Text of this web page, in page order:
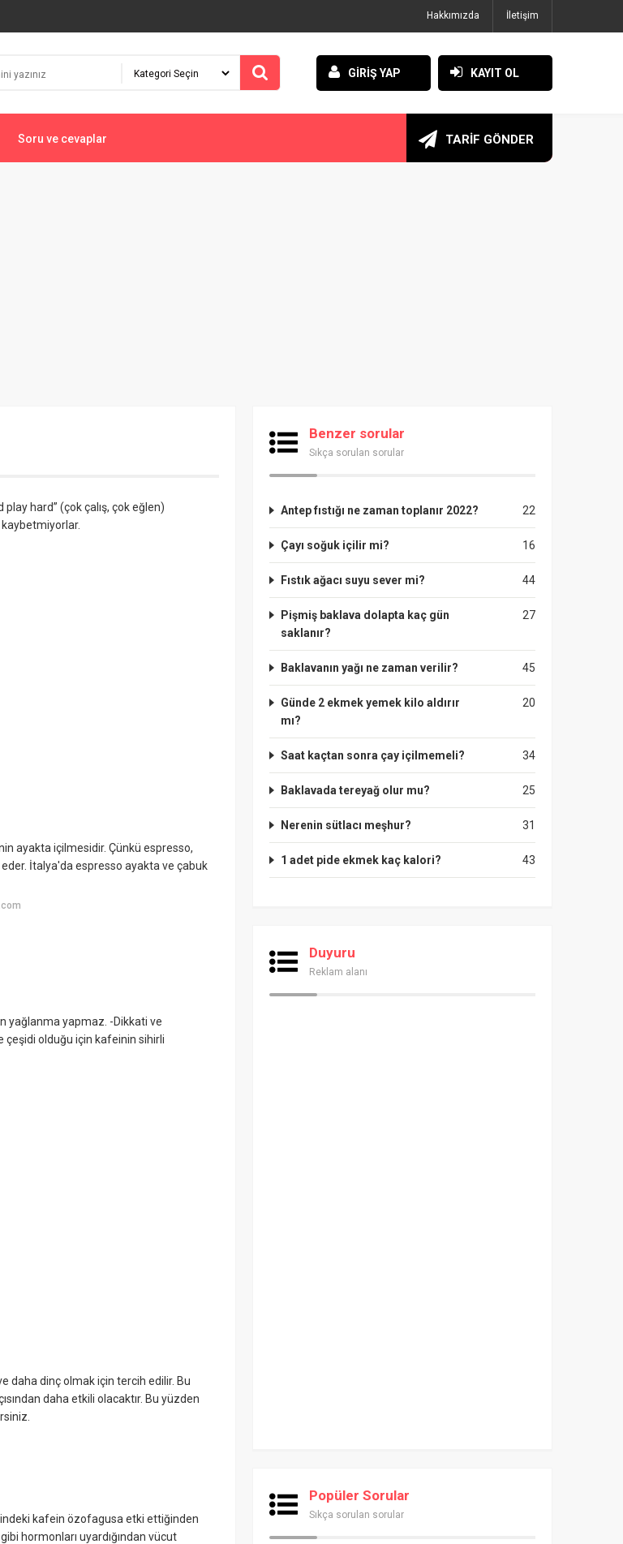
Hakkımızda İletişim
GİRİŞ YAP KAYIT OL
Soru ve cevaplar TARİF GÖNDER
hard” (çok çalış, çok eğlen)
ayakta içilmesidir. Çünkü espresso,
eder. İtalya'da espresso ayakta ve çabuk
yağlanma yapmaz. -Dikkati ve
çeşidi olduğu için kafeinin sihirli
daha dinç olmak için tercih edilir. Bu
daha etkili olacaktır. Bu yüzden
kafein özofagusa etki ettiğinden
hormonları uyardığından vücut
Benzer sorular
Sıkça sorulan sorular
22
Antep fıstığı ne zaman toplanır 2022?
16
Çayı soğuk içilir mi?
44
Fıstık ağacı suyu sever mi?
27
Pişmiş baklava dolapta kaç gün
saklanır?
45
Baklavanın yağı ne zaman verilir?
20
Günde 2 ekmek yemek kilo aldırır
mı?
34
Saat kaçtan sonra çay içilmemeli?
25
Baklavada tereyağ olur mu?
31
Nerenin sütlacı meşhur?
43
1 adet pide ekmek kaç kalori?
Duyuru
Reklam alanı
Popüler Sorular
Sıkça sorulan sorular